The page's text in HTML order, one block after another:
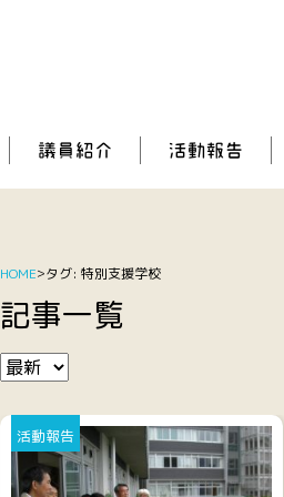
HOME タグ: 特別支援学校
記事一覧
活動報告